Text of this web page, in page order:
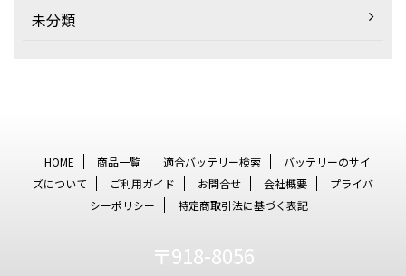
未分類
HOME 商品一覧 適合バッテリー検索
バッテリーのサイ
ズについて
ご利用ガイド お問合せ 会社概要
プライバ
シーポリシー
特定商取引法に基づく表記
〒918-8056